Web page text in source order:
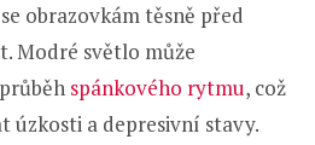
obrazovkám těsně před
Modré světlo může
spánkového rytmu, což
úzkosti a depresivní stavy.